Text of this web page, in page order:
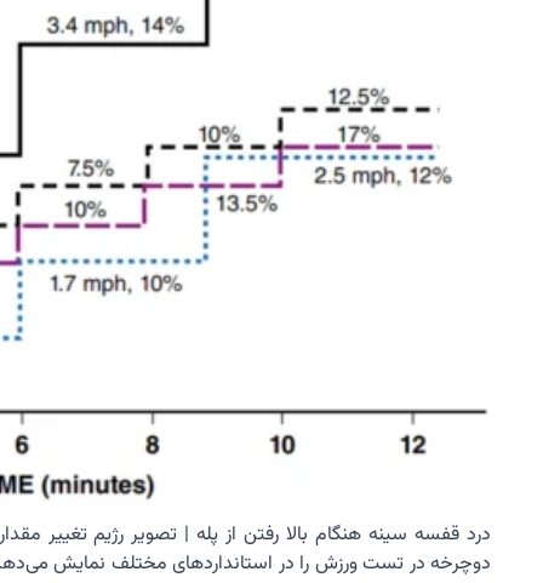
دوچرخه در تست ورزش را در استانداردهای مختلف نمایش